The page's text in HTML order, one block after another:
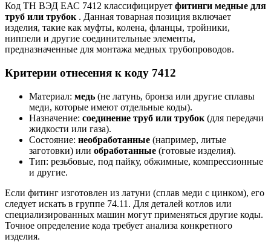
Код ТН ВЭД ЕАС 7412 классифицирует фитинги медные для
труб или трубок . Данная товарная позиция включает
изделия, такие как муфты, колена, фланцы, тройники,
ниппели и другие соединительные элементы,
предназначенные для монтажа медных трубопроводов.
Критерии отнесения к коду 7412
Материал: медь (не латунь, бронза или другие сплавы
меди, которые имеют отдельные коды).
Назначение: соединение труб или трубок (для передачи
жидкости или газа).
Состояние: необработанные (например, литые
заготовки) или обработанные (готовые изделия).
Тип: резьбовые, под пайку, обжимные, компрессионные
и другие.
Если фитинг изготовлен из латуни (сплав меди с цинком), его
следует искать в группе 74.11. Для деталей котлов или
специализированных машин могут применяться другие коды.
Точное определение кода требует анализа конкретного
изделия.